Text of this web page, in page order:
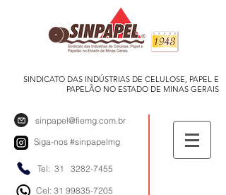
SINDICATO DAS INDÚSTRIAS DE CELULOSE, PAPEL E
PAPELÃO NO ESTADO DE MINAS GERAIS
sinpapel@fiemg.com.br
Siga-nos #sinpapelmg
Tel: 31 3282-7455
Cel: 31 99835-7205